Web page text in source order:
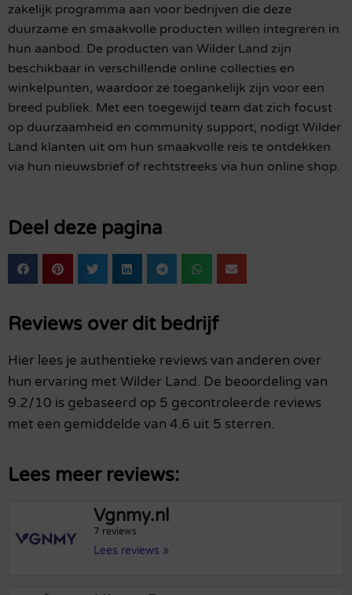
zakelijk programma aan voor bedrijven die deze
duurzame en smaakvolle producten willen integreren in
hun aanbod. De producten van Wilder Land zijn
beschikbaar in verschillende online collecties en
winkelpunten, waardoor ze toegankelijk zijn voor een
breed publiek. Met een toegewijd team dat zich focust
op duurzaamheid en community support, nodigt Wilder
Land klanten uit om hun smaakvolle reis te ontdekken
via hun nieuwsbrief of rechtstreeks via hun online shop.
Deel deze pagina
Reviews over dit bedrijf
Hier lees je authentieke reviews van anderen over
hun ervaring met Wilder Land. De beoordeling van
9.2/10 is gebaseerd op 5 gecontroleerde reviews
met een gemiddelde van 4.6 uit 5 sterren.
Lees meer reviews:
Vgnmy.nl
7 reviews
Lees reviews »